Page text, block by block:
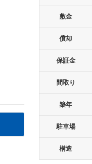
敷金
償却
保証金
間取り
築年
駐車場
構造